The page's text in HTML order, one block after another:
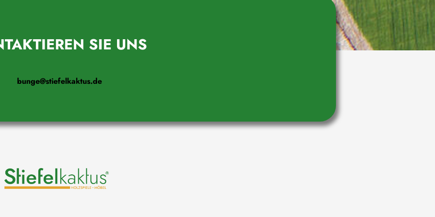
SIE UNS
bunge@stiefelkaktus.de